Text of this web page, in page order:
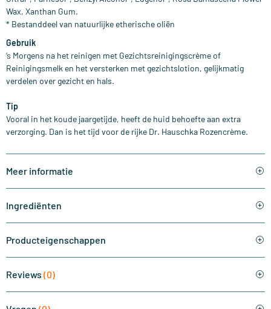
Wax, Xanthan Gum.
* Bestanddeel van natuurlijke etherische oliën
Gebruik
‘s Morgens na het reinigen met Gezichtsreinigingscrème of
Reinigingsmelk en het versterken met gezichtslotion, gelijkmatig
verdelen over gezicht en hals.
Tip
Vooral in het koude jaargetijde, heeft de huid behoefte aan extra
verzorging. Dan is het tijd voor de rijke Dr. Hauschka Rozencrème.
Meer informatie
Ingrediënten
Producteigenschappen
Reviews (0)